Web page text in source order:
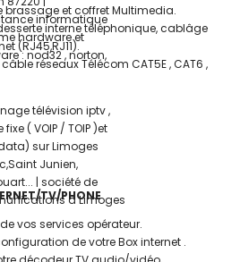
et coffret Multimedia.
interne téléphonique, cablâge
(RJ45,RJ11).
réseaux Télécom CAT5E , CAT6 ,
TV/PHONE
vos services opérateur.
de votre Box internet .